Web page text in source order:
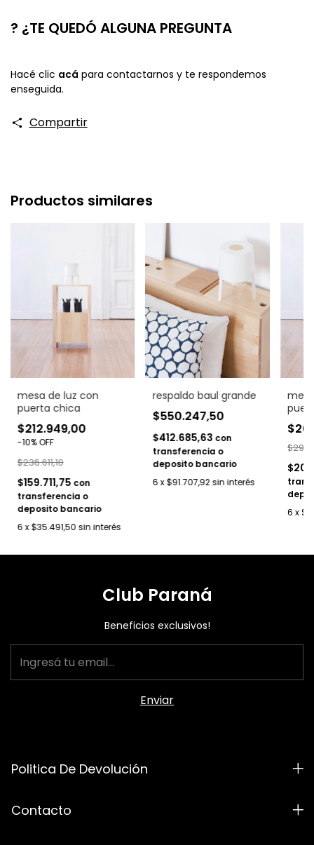
? ¿TE QUEDÓ ALGUNA PREGUNTA
Hacé clic acá para contactarnos y te respondemos
enseguida.
Compartir
Productos similares
mesa de luz con
puerta chica
$212.949,00
-10%OFF
$236.611,10
$159.711,75 con
transferencia o
deposito bancario
6 x$35.491,50 sin interés
respaldo baul grande
$550.247,50
$412.685,63 con
transferencia o
deposito bancario
6 x$91.707,92 sin interés
6 x
Club Paraná
Beneficios exclusivos!
Politica De Devolución
Contacto